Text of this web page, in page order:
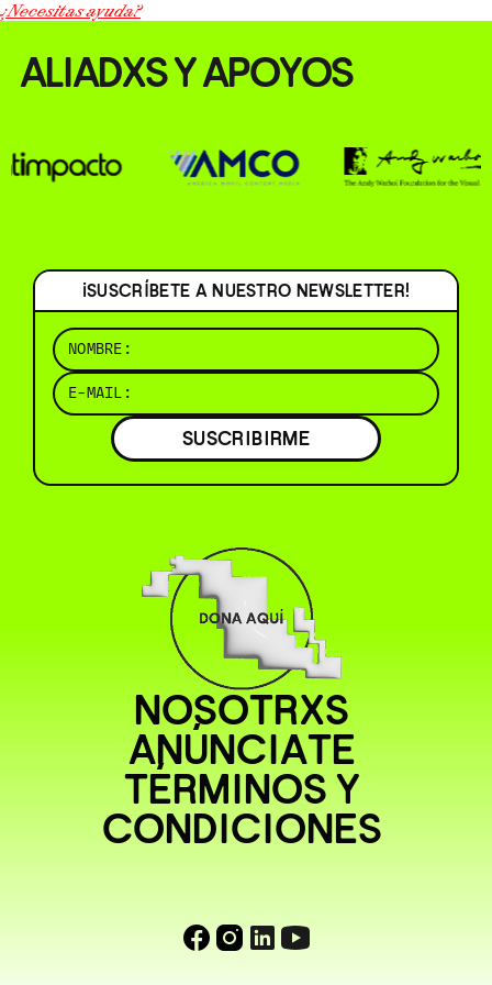
¿Necesitas ayuda?
ALIADXS Y APOYOS
¡SUSCRÍBETE A NUESTRO NEWSLETTER!
SUSCRIBIRME
NOSOTRXS
ANÚNCIATE
TÉRMINOS Y
CONDICIONES